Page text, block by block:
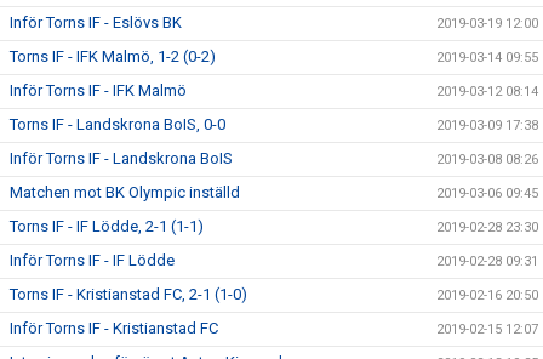
Inför Torns IF - Eslövs BK 2019-03-19 12:00
Torns IF - IFK Malmö, 1-2 (0-2) 2019-03-14 09:55
Inför Torns IF - IFK Malmö 2019-03-12 08:14
Torns IF - Landskrona BoIS, 0-0 2019-03-09 17:38
Inför Torns IF - Landskrona BoIS 2019-03-08 08:26
Matchen mot BK Olympic inställd 2019-03-06 09:45
Torns IF - IF Lödde, 2-1 (1-1) 2019-02-28 23:30
Inför Torns IF - IF Lödde 2019-02-28 09:31
Torns IF - Kristianstad FC, 2-1 (1-0) 2019-02-16 20:50
Inför Torns IF - Kristianstad FC 2019-02-15 12:07